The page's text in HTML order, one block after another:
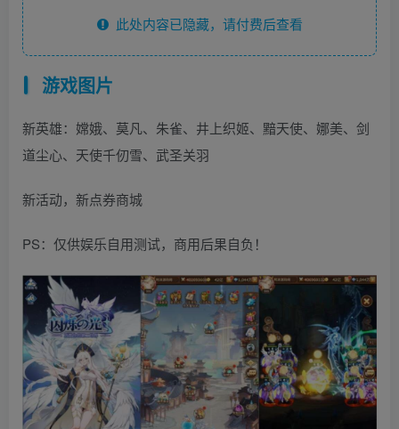
此处内容已隐藏，请付费后查看
游戏图片
新英雄：嫦娥、莫凡、朱雀、井上织姬、黯天使、娜美、剑
道尘心、天使千仞雪、武圣关羽
新活动，新点券商城
PS：仅供娱乐自用测试，商用后果自负！